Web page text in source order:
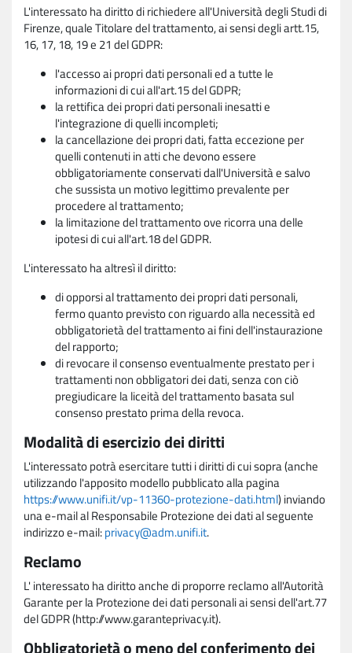
L'interessato ha diritto di richiedere all'Università degli Studi di
Firenze, quale Titolare del trattamento, ai sensi degli artt.15,
16, 17, 18, 19 e 21 del GDPR:
l'accesso ai propri dati personali ed a tutte le
informazioni di cui all'art.15 del GDPR;
la rettifica dei propri dati personali inesatti e
l'integrazione di quelli incompleti;
la cancellazione dei propri dati, fatta eccezione per
quelli contenuti in atti che devono essere
obbligatoriamente conservati dall'Università e salvo
che sussista un motivo legittimo prevalente per
procedere al trattamento;
la limitazione del trattamento ove ricorra una delle
ipotesi di cui all'art.18 del GDPR.
L'interessato ha altresì il diritto:
di opporsi al trattamento dei propri dati personali,
fermo quanto previsto con riguardo alla necessità ed
obbligatorietà del trattamento ai fini dell'instaurazione
del rapporto;
di revocare il consenso eventualmente prestato per i
trattamenti non obbligatori dei dati, senza con ciò
pregiudicare la liceità del trattamento basata sul
consenso prestato prima della revoca.
Modalità di esercizio dei diritti
L'interessato potrà esercitare tutti i diritti di cui sopra (anche
utilizzando l'apposito modello pubblicato alla pagina
https://www.unifi.it/vp-11360-protezione-dati.html) inviando
una e-mail al Responsabile Protezione dei dati al seguente
indirizzo e-mail:privacy@adm.unifi.it.
Reclamo
L' interessato ha diritto anche di proporre reclamo all'Autorità
Garante per la Protezione dei dati personali ai sensi dell'art.77
del GDPR (http://www.garanteprivacy.it).
Obbligatorietà o meno del conferimento dei